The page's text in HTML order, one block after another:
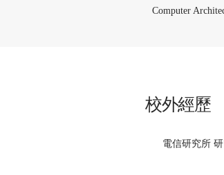
Computer
校外經歷
電信研究所